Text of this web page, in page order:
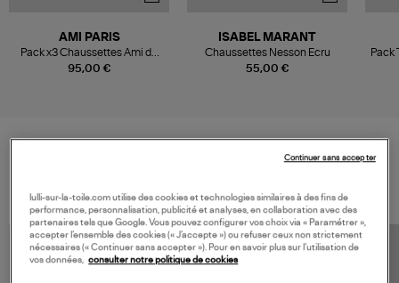
95,00 €
AMI PARIS
Pack x3 Chaussettes Ami de
Cœur Écru
55,00 €
ISABEL MARANT
Chaussettes Nesson Ecru Pack
lulli-sur-la-toile.com utilise des cookies et technologies similaires à des fins de
performance, personnalisation, publicité et analyses, en collaboration avec des
partenaires tels que Google. Vous pouvez configurer vos choix via « Paramétrer »,
accepter l’ensemble des cookies (« J’accepte ») ou refuser ceux non strictement
nécessaires (« Continuer sans accepter »). Pour en savoir plus sur l’utilisation de
vos données, consulter notre politique de cookies
Continuer sans accepter